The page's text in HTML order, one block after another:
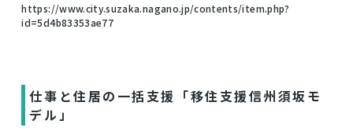
https://www.city.suzaka.nagano.jp/contents/item.php?
id=5d4b83353ae77
仕事と住居の一括支援「移住支援信州須坂モ
デル」